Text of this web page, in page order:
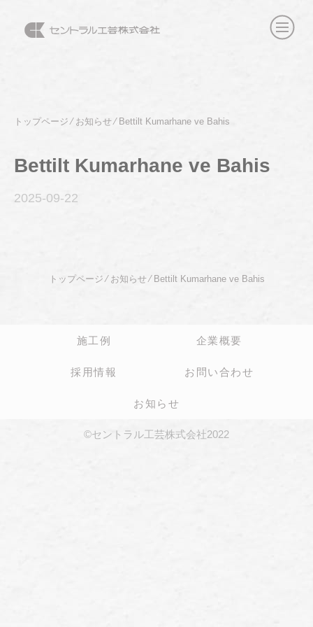
トップページ⁄ お知らせ⁄ Bettilt Kumarhane ve Bahis
Bettilt Kumarhane ve Bahis
2025-09-22
トップページ ⁄ お知らせ⁄ Bettilt Kumarhane ve Bahis
施工例 企業概要
採用情報 お問い合わせ
お知らせ
©セントラル工芸株式会社2022